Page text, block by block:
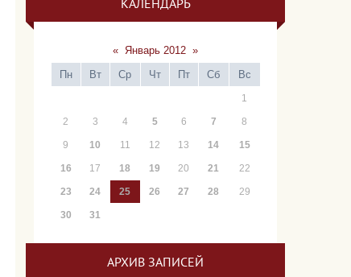
КАЛЕНДАРЬ
« Январь 2012 »
Пн
Вт Ср Чт Пт Сб Вс
1
2 3 4 5 6 7 8
9 10 11 12 13 14 15
16 17 18 19 20 21 22
23 24 25 26 27 28 29
30 31
АРХИВ ЗАПИСЕЙ